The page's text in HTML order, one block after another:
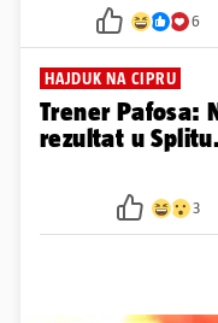
6
HAJDUK NA CIPRU
Trener Pafosa:
rezultat u
3